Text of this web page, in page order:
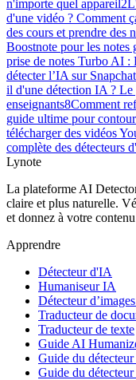
n'importe quel appareil2
d'une vidéo ? Comment
des cours et prendre des
Boostnote pour les notes
prise de notes Turbo AI :
détecter l’IA sur
il d'une détection IA ? Le
enseignants8Comment
guide ultime pour
télécharger des vidéos
complète des
Lynote
La plateforme AI
claire et plus naturelle.
et donnez à votre
Apprendre
Détecteur d'IA
Humaniseur IA
Détecteur
Traducteur de
Traducteur de texte
Guide AI
Guide du
Guide du